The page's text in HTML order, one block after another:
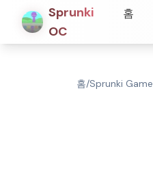
Sprunki
OC
홈
홈/Sprunki Game